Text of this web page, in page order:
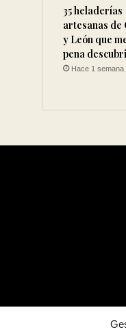
35 heladerías
artesanas de
y León que
pena
Hace 1 semana